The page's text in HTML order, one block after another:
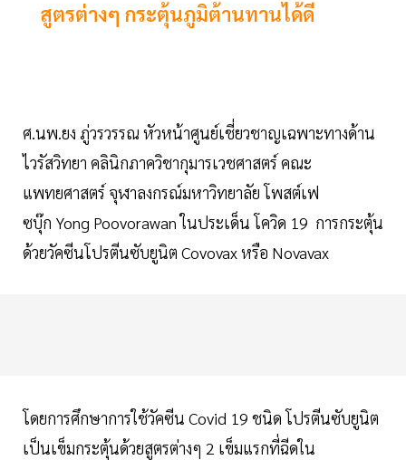
สูตรต่างๆ กระตุ้นภูมิต้านทานได้ดี
ศ.นพ.ยง ภู่วรวรรณ หัวหน้าศูนย์เชี่ยวชาญเฉพาะทางด้าน
ไวรัสวิทยา คลินิกภาควิชากุมารเวชศาสตร์ คณะ
แพทยศาสตร์ จุฬาลงกรณ์มหาวิทยาลัย โพสต์เฟ
ซบุ๊ก Yong Poovorawan ในประเด็น โควิด 19 การกระตุ้น
ด้วยวัคซีนโปรตีนซับยูนิต Covovax หรือ Novavax
โดยการศึกษาการใช้วัคซีน Covid 19 ชนิด โปรตีนซับยูนิต
เป็นเข็มกระตุ้นด้วยสูตรต่างๆ 2 เข็มแรกที่ฉีดใน